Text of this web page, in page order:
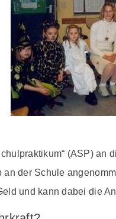
(ASP)
der Schule
und kann dabei die